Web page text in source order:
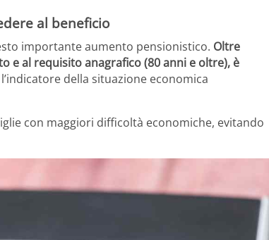
al beneficio
importante aumento pensionistico. Oltre
e al requisito anagrafico (80 anni e oltre), è
l’indicatore della situazione economica
con maggiori difficoltà economiche, evitando